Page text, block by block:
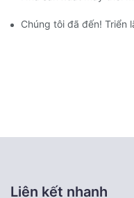
Chúng tôi đã đến! Triển
Liên kết nhanh